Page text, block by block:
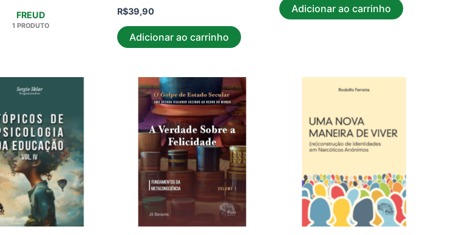
FREUD
1 PRODUTO
R$39,90
Adicionar ao carrinho
Adicionar ao carrinho